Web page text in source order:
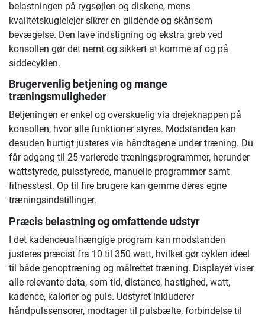
belastningen på rygsøjlen og diskene, mens
kvalitetskuglelejer sikrer en glidende og skånsom
bevægelse. Den lave indstigning og ekstra greb ved
konsollen gør det nemt og sikkert at komme af og på
siddecyklen.
Brugervenlig betjening og mange
træningsmuligheder
Betjeningen er enkel og overskuelig via drejeknappen på
konsollen, hvor alle funktioner styres. Modstanden kan
desuden hurtigt justeres via håndtagene under træning. Du
får adgang til 25 varierede træningsprogrammer, herunder
wattstyrede, pulsstyrede, manuelle programmer samt
fitnesstest. Op til fire brugere kan gemme deres egne
træningsindstillinger.
Præcis belastning og omfattende udstyr
I det kadenceuafhængige program kan modstanden
justeres præcist fra 10 til 350 watt, hvilket gør cyklen ideel
til både genoptræning og målrettet træning. Displayet viser
alle relevante data, som tid, distance, hastighed, watt,
kadence, kalorier og puls. Udstyret inkluderer
håndpulssensorer, modtager til pulsbælte, forbindelse til